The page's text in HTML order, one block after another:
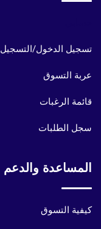
تسجيل الدخول/التسجيل
عربة التسوق
قائمة الرغبات
سجل الطلبات
المساعدة والدعم
كيفية التسوق